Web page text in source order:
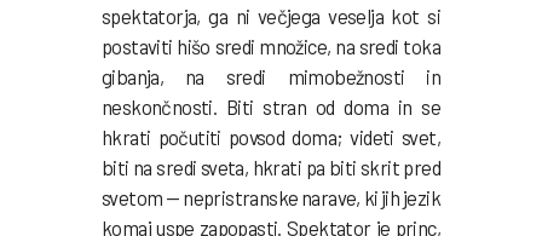
spektatorja, ga ni večjega veselja kot si
postaviti hišo sredi množice, na sredi toka
gibanja, na sredi mimobežnosti in
neskončnosti. Biti stran od doma in se
hkrati počutiti povsod doma; videti svet,
biti na sredi sveta, hkrati pa biti skrit pred
svetom — nepristranske narave, ki jih jezik
komaj uspe zapopasti. Spektator je princ,